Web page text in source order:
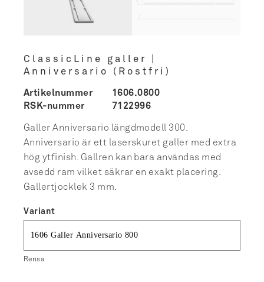
ClassicLine galler |
Anniversario (Rostfri)
Artikelnummer
1606.0800
RSK-nummer
7122996
Galler Anniversario längdmodell 300.
Anniversario är ett laserskuret galler med extra
hög ytfinish. Gallren kan bara användas med
avsedd ram vilket säkrar en exakt placering.
Gallertjocklek 3 mm.
Variant
Rensa